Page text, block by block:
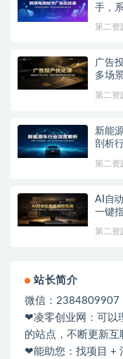
手，
第二资
广告
多场
第二资
新能
剖析
第二资
AI自
一键
第二资
站长简介
微信：2384809907
❤凌零创业网：可以
的站点，不断更新互
❤能助您：找项目 +